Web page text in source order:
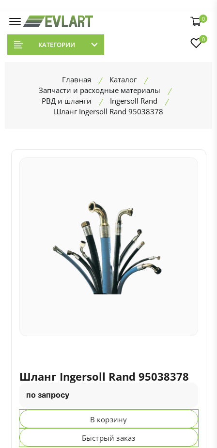
0
КАТЕГОРИИ
0
Главная
Каталог
Запчасти и расходные материалы
РВД и шланги
Ingersoll Rand
Шланг Ingersoll Rand 95038378
Шланг Ingersoll Rand 95038378
по запросу
В корзину
Быстрый заказ